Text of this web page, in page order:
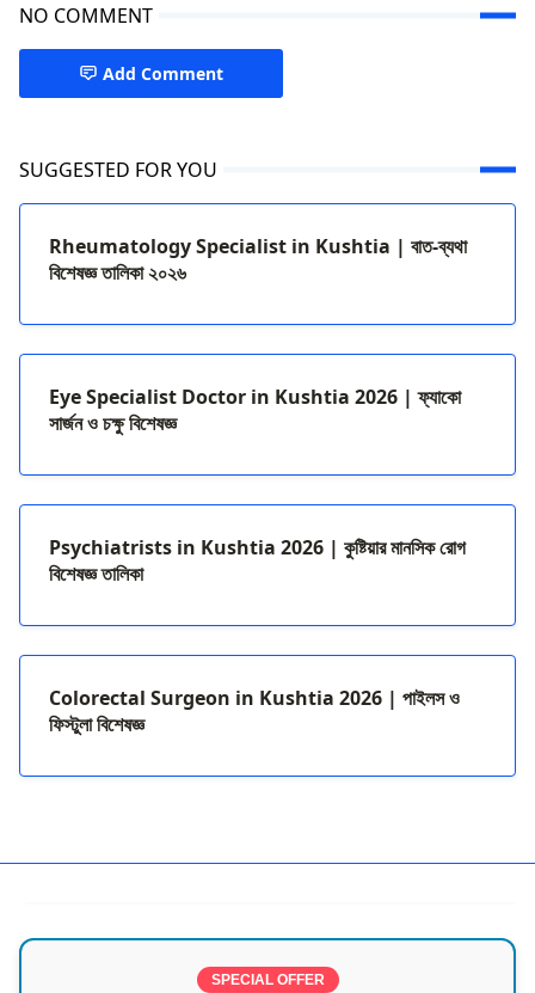
NO COMMENT
Add Comment
SUGGESTED FOR YOU
Rheumatology Specialist in Kushtia | বাত-ব্যথা
বিশেষজ্ঞ তালিকা ২০২৬
Eye Specialist Doctor in Kushtia 2026 | ফ্যাকো
সার্জন ও চক্ষু বিশেষজ্ঞ
Psychiatrists in Kushtia 2026 | কুষ্টিয়ার মানসিক রোগ
বিশেষজ্ঞ তালিকা
Colorectal Surgeon in Kushtia 2026 | পাইলস ও
ফিস্টুলা বিশেষজ্ঞ
SPECIAL OFFER